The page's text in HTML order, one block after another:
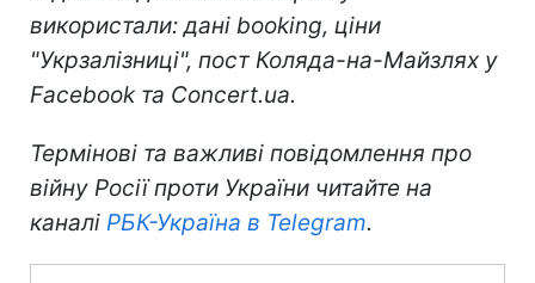
використали: дані booking, ціни
"Укрзалізниці", пост Коляда-на-Майзлях у
Facebook та Соncert.ua.
Термінові та важливі повідомлення про
війну Росії проти України читайте на
каналі РБК-Україна в Telegram.